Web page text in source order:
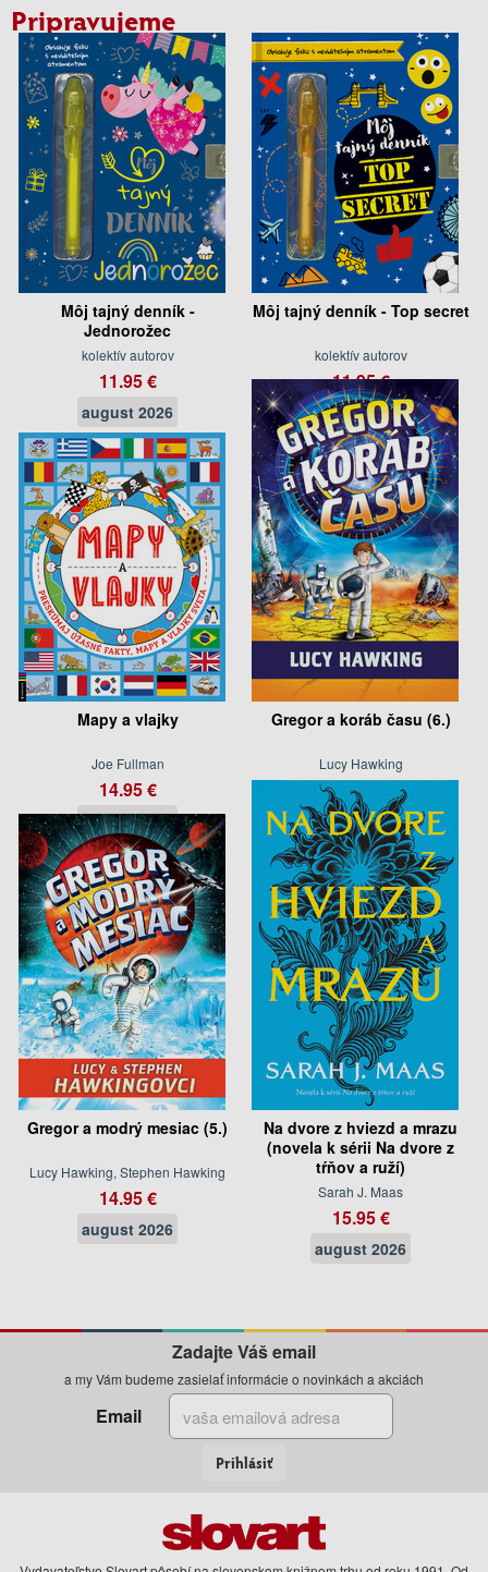
Pripravujeme
Môj tajný denník -
Jednorožec
kolektív autorov
11.95 €
august 2026
Môj tajný denník - Top secret
kolektív autorov
11.95 €
august 2026
Mapy a vlajky
Joe Fullman
14.95 €
august 2026
Gregor a koráb času (6.)
Lucy Hawking
14.95 €
august 2026
Gregor a modrý mesiac (5.)
Lucy Hawking, Stephen Hawking
14.95 €
august 2026
Na dvore z hviezd a mrazu
(novela k sérii Na dvore z
tŕňov a ruží)
Sarah J. Maas
15.95 €
august 2026
Zadajte Váš email
a my Vám budeme zasielať informácie o novinkách a akciách
Email
Prihlásiť